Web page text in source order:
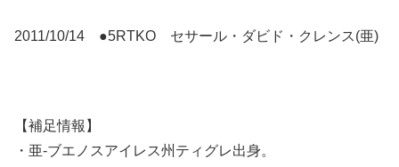
2011/10/14 ●5RTKO セサール・ダビド・クレンス(亜)
【補足情報】
・亜-ブエノスアイレス州ティグレ出身。